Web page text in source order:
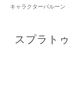
キャラクターバルーン
スプラト